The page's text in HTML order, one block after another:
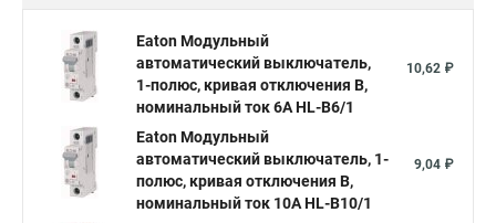
Eaton Модульный
автоматический выключатель,
1-полюс, кривая отключения B,
номинальный ток 6А HL-B6/1
10,62 ₽
Eaton Модульный
автоматический выключатель, 1-
полюс, кривая отключения B,
номинальный ток 10А HL-B10/1
9,04 ₽